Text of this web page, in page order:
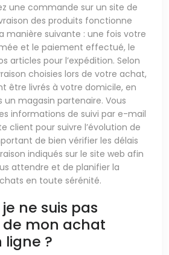
une commande sur un site de
des produits fonctionne
manière suivante : une fois votre
et le paiement effectué, le
articles pour l’expédition. Selon
choisies lors de votre achat,
être livrés à votre domicile, en
un magasin partenaire. Vous
informations de suivi par e-mail
client pour suivre l’évolution de
de bien vérifier les délais
indiqués sur le site web afin
attendre et de planifier la
en toute sérénité.
ne suis pas
mon achat
ligne ?